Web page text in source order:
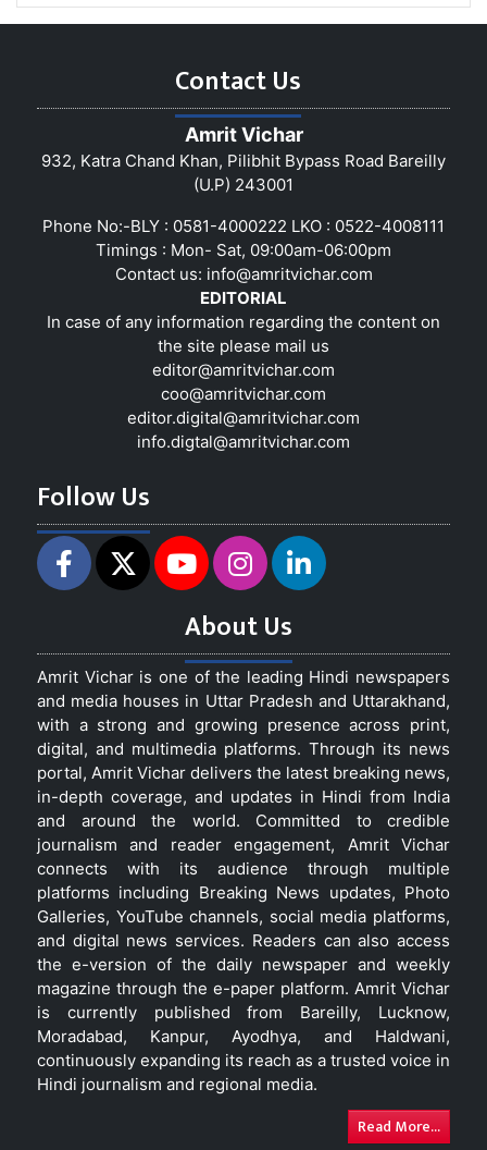
Contact Us
Amrit Vichar
932, Katra Chand Khan, Pilibhit Bypass Road Bareilly
(U.P) 243001
Phone No:-BLY : 0581-4000222 LKO : 0522-4008111
Timings : Mon- Sat, 09:00am-06:00pm
Contact us: info@amritvichar.com
EDITORIAL
In case of any information regarding the content on
the site please mail us
editor@amritvichar.com
coo@amritvichar.com
editor.digital@amritvichar.com
info.digtal@amritvichar.com
Follow Us
About Us
Amrit Vichar is one of the leading Hindi newspapers
and media houses in Uttar Pradesh and Uttarakhand,
with a strong and growing presence across print,
digital, and multimedia platforms. Through its news
portal, Amrit Vichar delivers the latest breaking news,
in-depth coverage, and updates in Hindi from India
and around the world. Committed to credible
journalism and reader engagement, Amrit Vichar
connects with its audience through multiple
platforms including Breaking News updates, Photo
Galleries, YouTube channels, social media platforms,
and digital news services. Readers can also access
the e-version of the daily newspaper and weekly
magazine through the e-paper platform. Amrit Vichar
is currently published from Bareilly, Lucknow,
Moradabad, Kanpur, Ayodhya, and Haldwani,
continuously expanding its reach as a trusted voice in
Hindi journalism and regional media.
Read More...